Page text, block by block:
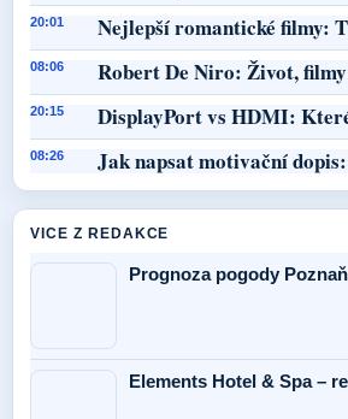
20:01 Nejlepší romantické filmy:
08:06 Robert De Niro: Život,
20:15 DisplayPort vs HDMI:
08:26 Jak napsat motivační
VICE Z REDAKCE
Prognoza pogody
Elements Hotel & Spa –